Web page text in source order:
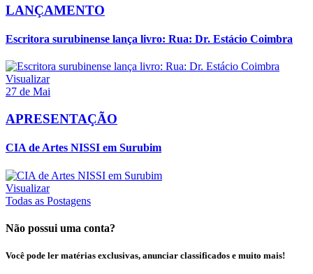
LANÇAMENTO
Escritora surubinense lança livro: Rua: Dr. Estácio Coimbra
Visualizar
27 de Mai
APRESENTAÇÃO
CIA de Artes NISSI em Surubim
Visualizar
Todas as Postagens
Não possui uma conta?
Você pode ler matérias exclusivas, anunciar classificados e muito mais!